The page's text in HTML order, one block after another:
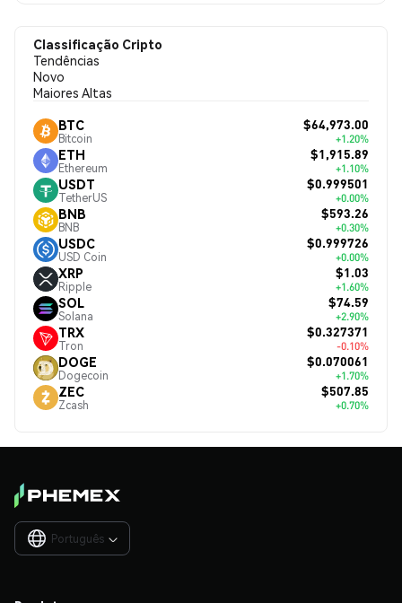
Classificação Cripto
Tendências
Novo
Maiores Altas
BTC
Bitcoin
$64,973.00
+1.20%
ETH
Ethereum
$1,915.89
+1.10%
USDT
TetherUS
$0.999501
+0.00%
BNB
BNB
$593.26
+0.30%
USDC
USD Coin
$0.999726
+0.00%
XRP
Ripple
$1.03
+1.60%
SOL
Solana
$74.59
+2.90%
TRX
Tron
$0.327371
-0.10%
DOGE
Dogecoin
$0.070061
+1.70%
ZEC
Zcash
$507.85
+0.70%
Português 